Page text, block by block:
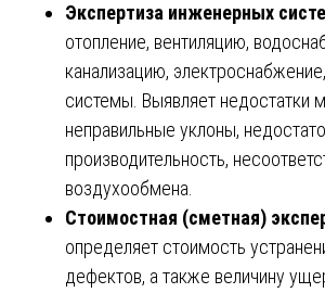
Экспертиза инженерных
отопление, вентиляцию,
канализацию,
системы. Выявляет недостатки
неправильные уклоны,
производительность,
воздухообмена.
Стоимостная (сметная)
определяет стоимость
дефектов, а также величину